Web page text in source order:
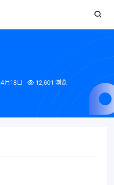
月18日 12,601 浏览